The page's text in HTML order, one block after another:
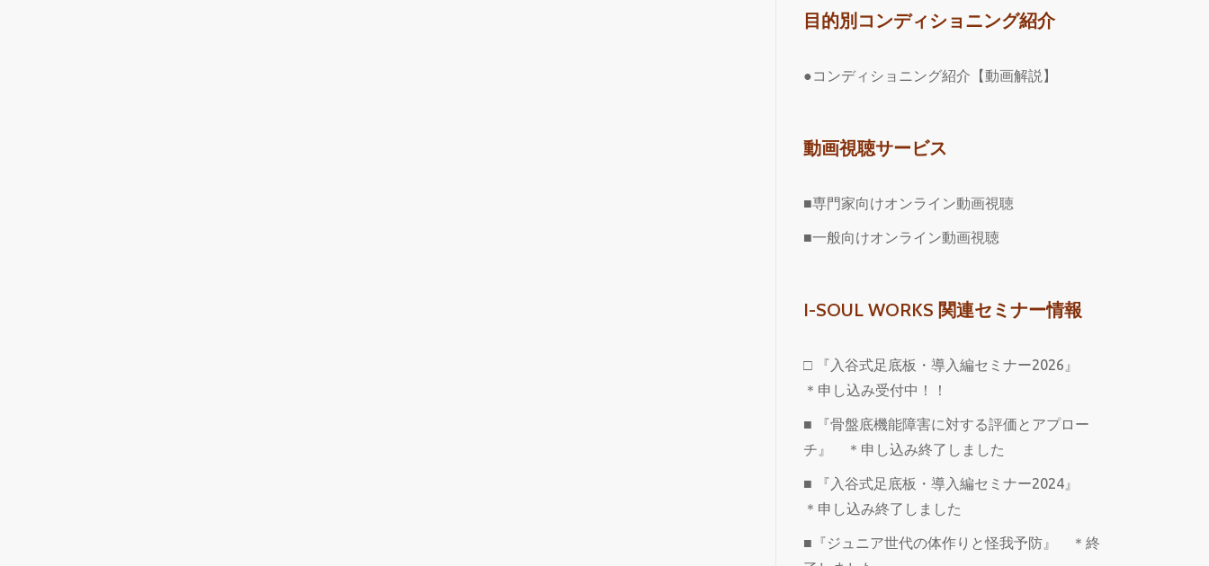
目的別コンディショニング紹介
●コンディショニング紹介【動画解説】
動画視聴サービス
■専門家向けオンライン動画視聴
■一般向けオンライン動画視聴
I-SOUL WORKS 関連セミナー情報
□ 『入谷式足底板・導入編セミナー2026』
＊申し込み受付中！！
■ 『骨盤底機能障害に対する評価とアプロー
チ』 ＊申し込み終了しました
■ 『入谷式足底板・導入編セミナー2024』
＊申し込み終了しました
■『ジュニア世代の体作りと怪我予防』 ＊終